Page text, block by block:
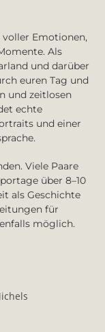
Emotionen,
Als
und darüber
euren Tag und
und zeitlosen
echte
und einer
Viele Paare
über 8–10
als Geschichte
für
möglich.